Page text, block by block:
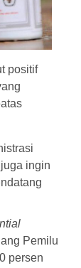
positif
ingin
Pemilu
persen